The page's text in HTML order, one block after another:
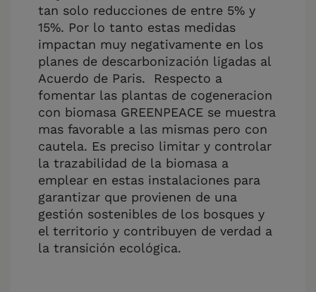
tan solo reducciones de entre 5% y
15%. Por lo tanto estas medidas
impactan muy negativamente en los
planes de descarbonización ligadas al
Acuerdo de Paris. Respecto a
fomentar las plantas de cogeneracion
con biomasa GREENPEACE se muestra
mas favorable a las mismas pero con
cautela. Es preciso limitar y controlar
la trazabilidad de la biomasa a
emplear en estas instalaciones para
garantizar que provienen de una
gestión sostenibles de los bosques y
el territorio y contribuyen de verdad a
la transición ecológica.